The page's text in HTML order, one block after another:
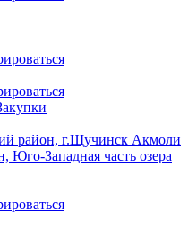
район, г.Щучинск Акмоли
Юго-Западная часть озера